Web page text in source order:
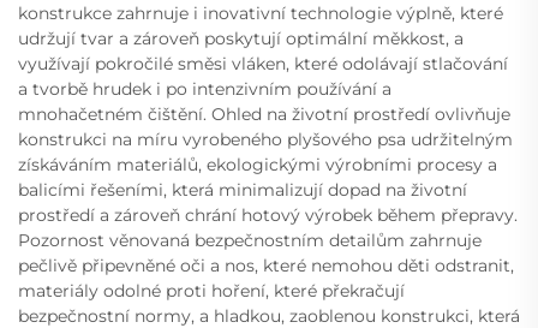
konstrukce zahrnuje i inovativní technologie výplně, které
udržují tvar a zároveň poskytují optimální měkkost, a
využívají pokročilé směsi vláken, které odolávají stlačování
a tvorbě hrudek i po intenzivním používání a
mnohačetném čištění. Ohled na životní prostředí ovlivňuje
konstrukci na míru vyrobeného plyšového psa udržitelným
získáváním materiálů, ekologickými výrobními procesy a
balicími řešeními, která minimalizují dopad na životní
prostředí a zároveň chrání hotový výrobek během přepravy.
Pozornost věnovaná bezpečnostním detailům zahrnuje
pečlivě připevněné oči a nos, které nemohou děti odstranit,
materiály odolné proti hoření, které překračují
bezpečnostní normy, a hladkou, zaoblenou konstrukci, která